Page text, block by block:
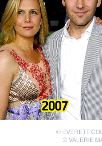
© EVERETT
© VALERIE